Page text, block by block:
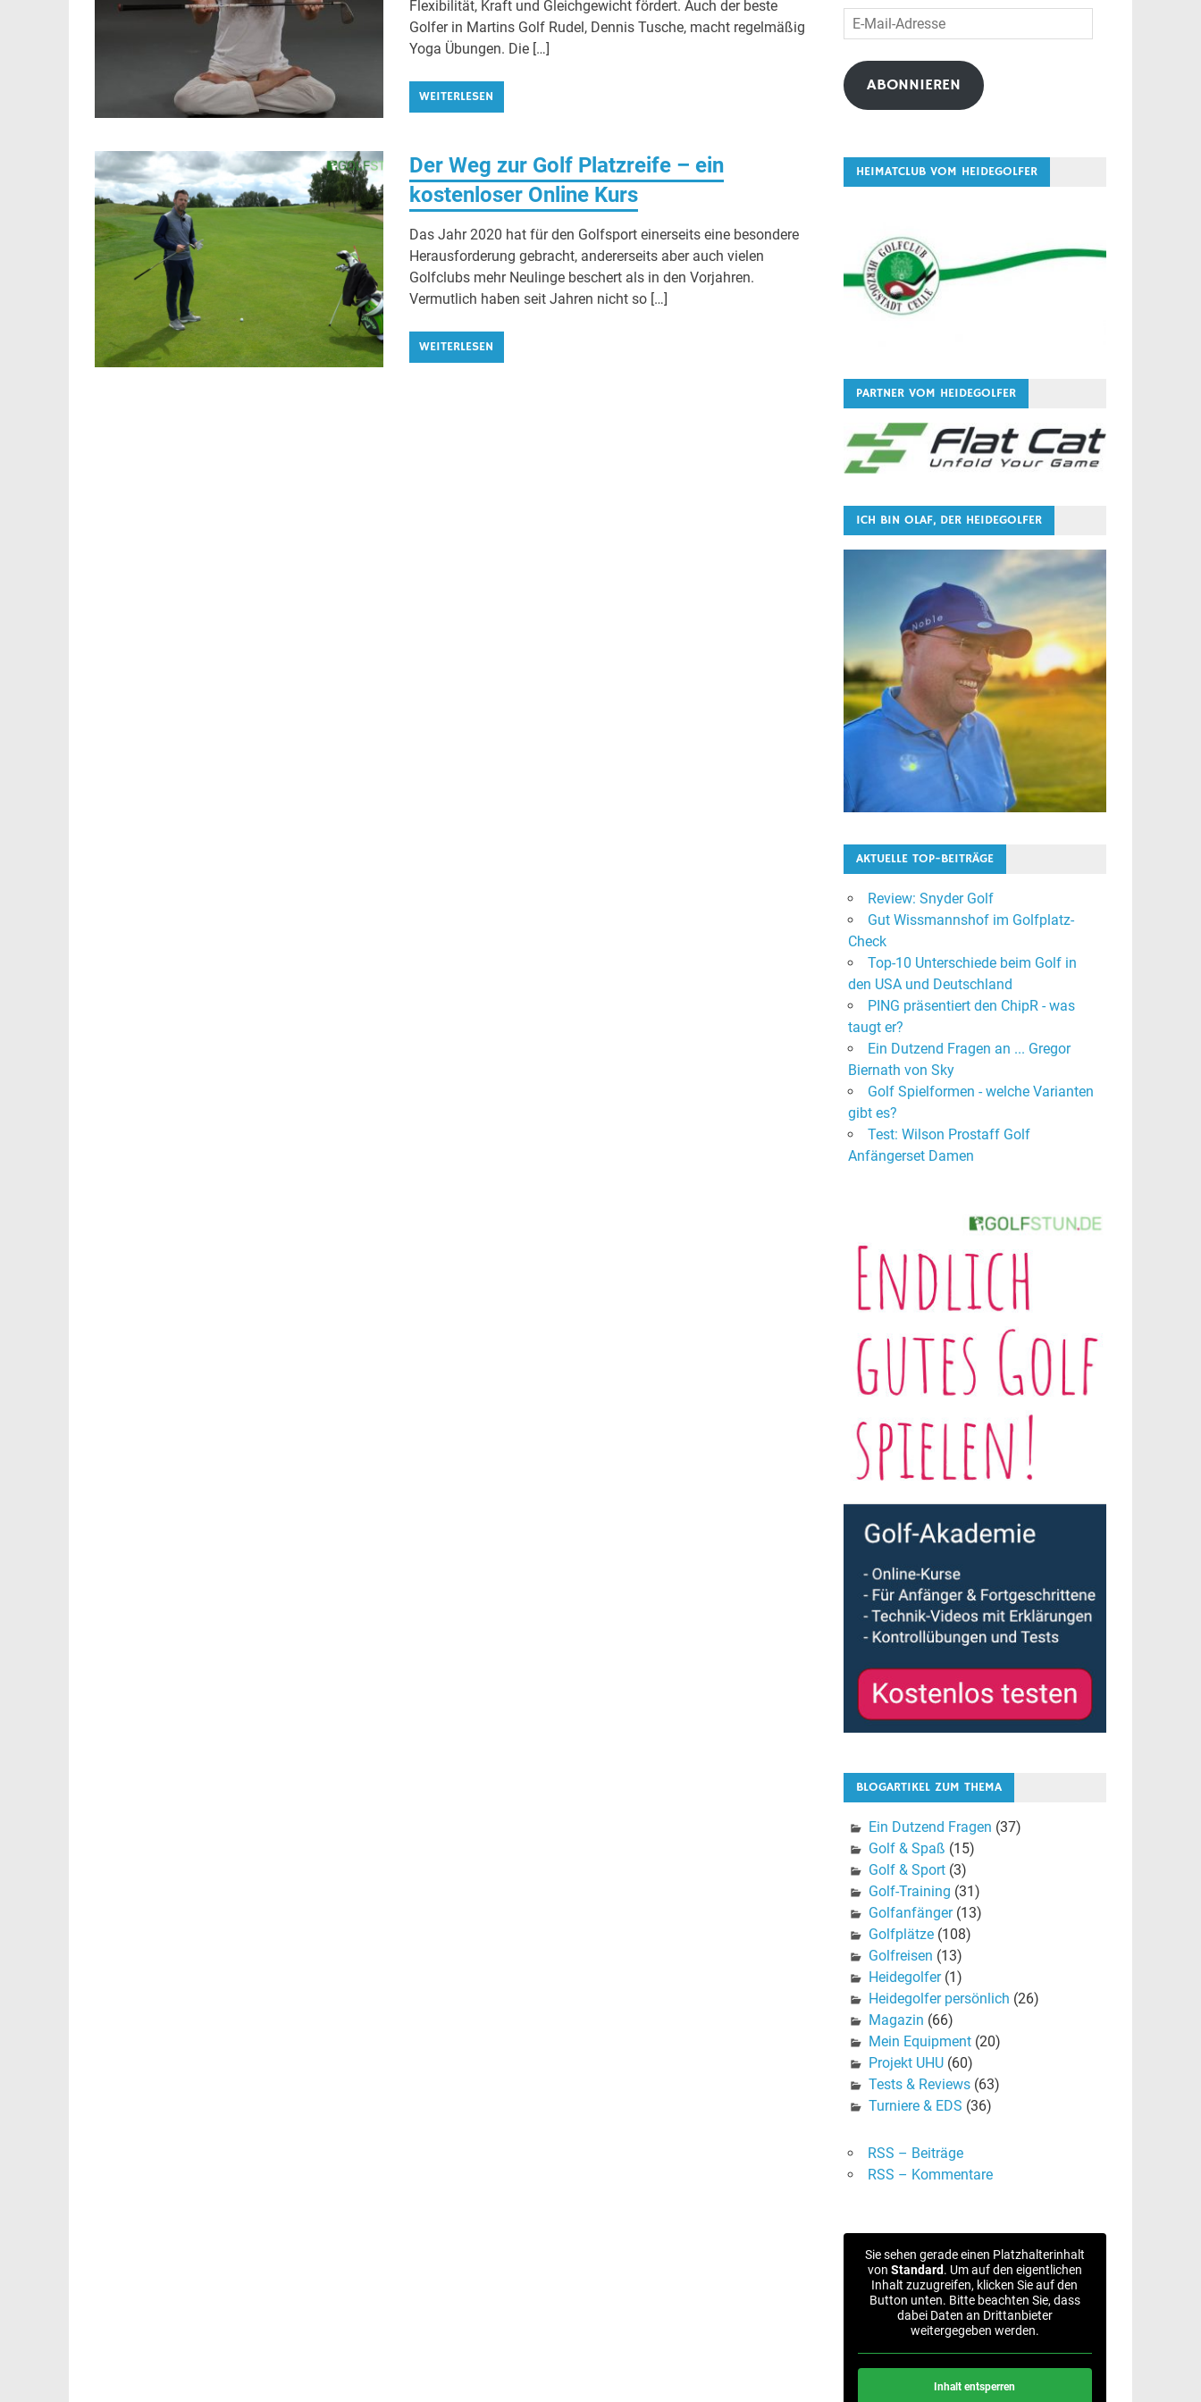
Flexibilität, Kraft und Gleichgewicht fördert. Auch der beste
Golfer in Martins Golf Rudel, Dennis Tusche, macht regelmäßig
Yoga Übungen. Die […]
WEITERLESEN
Der Weg zur Golf Platzreife – ein
kostenloser Online Kurs
Das Jahr 2020 hat für den Golfsport einerseits eine besondere
Herausforderung gebracht, andererseits aber auch vielen
Golfclubs mehr Neulinge beschert als in den Vorjahren.
Vermutlich haben seit Jahren nicht so […]
WEITERLESEN
E-
Mail-
Adresse
ABONNIEREN
HEIMATCLUB VOM HEIDEGOLFER
PARTNER VOM HEIDEGOLFER
ICH BIN OLAF, DER HEIDEGOLFER
AKTUELLE TOP-BEITRÄGE
Review: Snyder Golf
Gut Wissmannshof im Golfplatz-
Check
Top-10 Unterschiede beim Golf in
den USA und Deutschland
PING präsentiert den ChipR - was
taugt er?
Ein Dutzend Fragen an ... Gregor
Biernath von Sky
Golf Spielformen - welche Varianten
gibt es?
Test: Wilson Prostaff Golf
Anfängerset Damen
BLOGARTIKEL ZUM THEMA
Ein Dutzend Fragen (37)
Golf & Spaß (15)
Golf & Sport(3)
Golf-Training (31)
Golfanfänger(13)
Golfplätze(108)
Golfreisen (13)
Heidegolfer(1)
Heidegolfer persönlich (26)
Magazin (66)
Mein Equipment(20)
Projekt UHU(60)
Tests & Reviews(63)
Turniere & EDS (36)
RSS – Beiträge
RSS – Kommentare
Sie sehen gerade einen Platzhalterinhalt
von Standard. Um auf den eigentlichen
Inhalt zuzugreifen, klicken Sie auf den
Button unten. Bitte beachten Sie, dass
dabei Daten an Drittanbieter
weitergegeben werden.
Inhalt entsperren